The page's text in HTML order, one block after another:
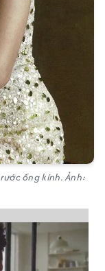
ống kính. Ảnh: